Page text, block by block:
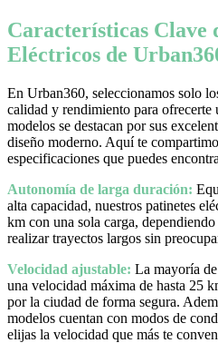
Características Clave
Eléctricos de
En Urban360, seleccionamos solo
calidad y rendimiento para ofrecerte
modelos se destacan por sus
diseño moderno. Aquí te
especificaciones que puedes
Autonomía de larga duración:
alta capacidad, nuestros patinetes
km con una sola carga,
realizar trayectos largos sin
Velocidad ajustable: La mayoría
una velocidad máxima de hasta 25
por la ciudad de forma segura.
modelos cuentan con modos de
elijas la velocidad que más te